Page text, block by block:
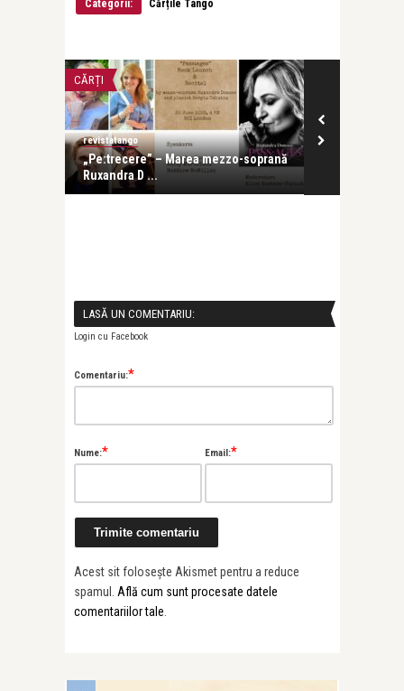
Categorii:
Cărțile Tango
CĂRȚI
revistatango
„Pe:trecere” – Marea mezzo-soprană
Ruxandra D ...
LASĂ UN COMENTARIU:
Login cu Facebook
Comentariu:*
Nume:* Email:*
Acest sit folosește Akismet pentru a reduce
spamul. Află cum sunt procesate datele
comentariilor tale